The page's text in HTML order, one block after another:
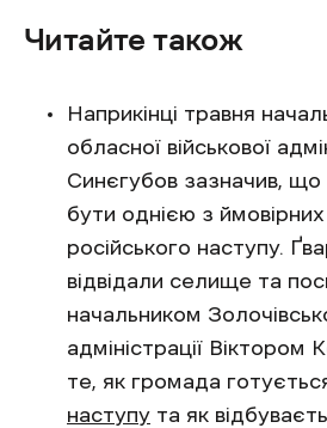
Читайте також
Наприкінці травня
обласної військової
Синєгубов зазначив,
бути однією з
російського наступу.
відвідали селище та
начальником
адміністрації Віктором
те, як громада
наступу та як